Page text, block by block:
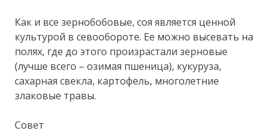
Как и все зернобобовые, соя является ценной
культурой в севообороте. Ее можно высевать на
полях, где до этого произрастали зерновые
(лучше всего – озимая пшеница), кукуруза,
сахарная свекла, картофель, многолетние
злаковые травы.
Совет